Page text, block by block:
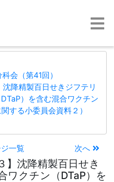
会（第41回）
降精製百日せきジフテリ
）を含む混合ワクチン
する小委員会資料２）
一覧 次へ
】沈降精製百日せき
ワクチン（DTaP）を